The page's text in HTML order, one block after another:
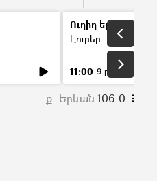
Ուղիղ եթեր
Լուրեր
11:00 9 ր
ք. Երևան 106.0